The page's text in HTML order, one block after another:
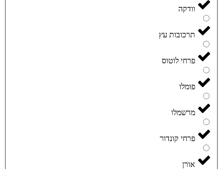
וודקה
תרכובות עץ
פרחי לוטוס
פומלו
מרשמלו
פרחי קונדור
אורן